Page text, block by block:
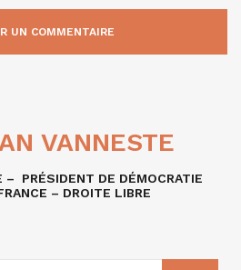
VANNESTE
– PRÉSIDENT DE DÉMOCRATIE
– DROITE LIBRE